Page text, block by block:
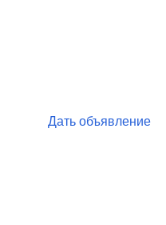
Дать объявление